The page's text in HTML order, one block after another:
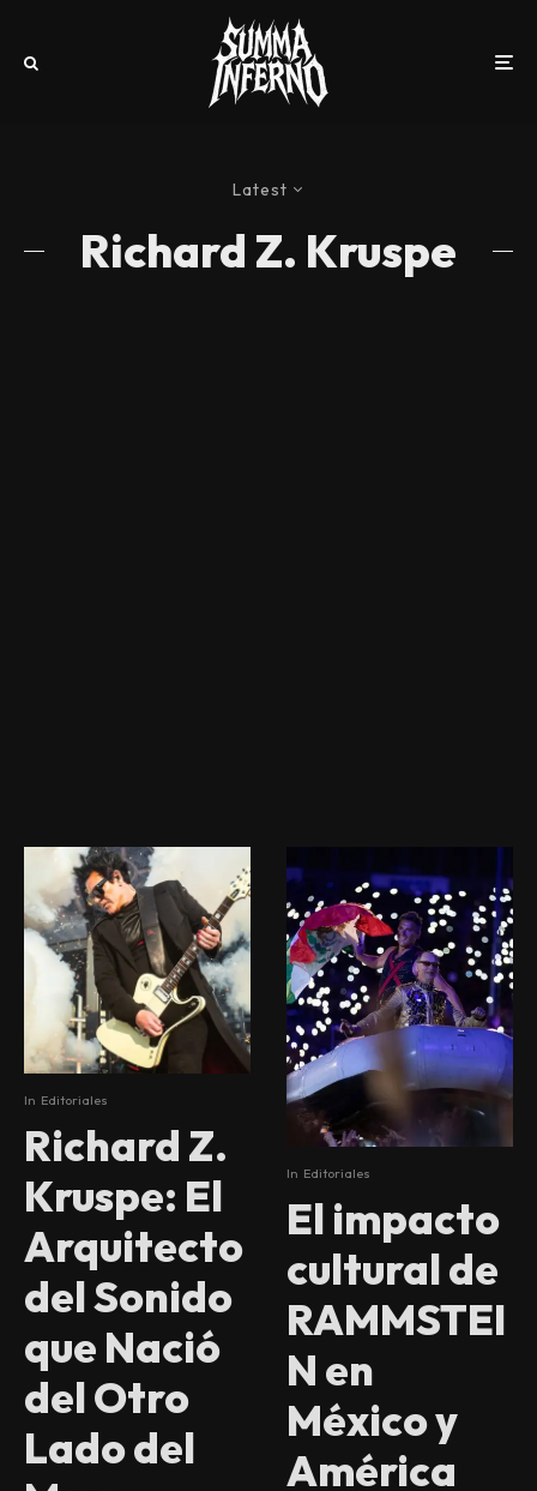
Latest
Richard Z. Kruspe
In Editoriales
Richard Z.
Kruspe: El
Arquitecto
del Sonido
que Nació
del Otro
Lado del
In Editoriales
El impacto
cultural de
RAMMSTEI
N en
México y
América